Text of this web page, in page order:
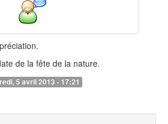
de la fête de la nature.
5 avril 2013 - 17:21